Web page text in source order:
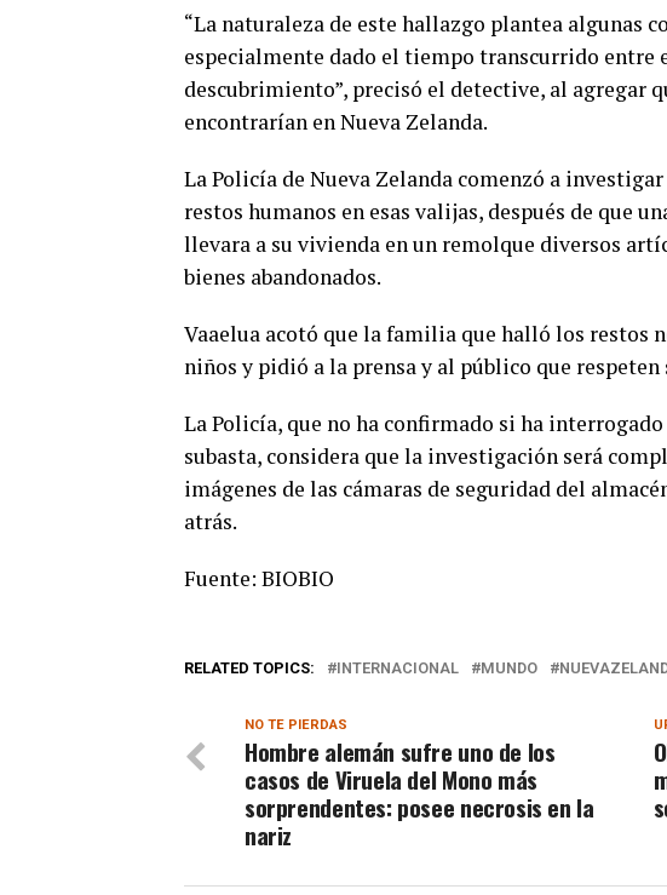
“La naturaleza de este hallazgo plantea algunas
especialmente dado el tiempo transcurrido entre
descubrimiento”, precisó el detective, al agregar
encontrarían en Nueva Zelanda.
La Policía de Nueva Zelanda comenzó a
restos humanos en esas valijas, después de que
llevara a su vivienda en un remolque diversos
bienes abandonados.
Vaaelua acotó que la familia que halló los restos
niños y pidió a la prensa y al público que respeten
La Policía, que no ha confirmado si ha
subasta, considera que la investigación será
imágenes de las cámaras de seguridad del
atrás.
Fuente: BIOBIO
RELATED TOPICS: INTERNACIONAL MUNDO
NO TE PIERDAS
Hombre alemán sufre uno de los
casos de Viruela del Mono más
sorprendentes: posee necrosis en la
nariz